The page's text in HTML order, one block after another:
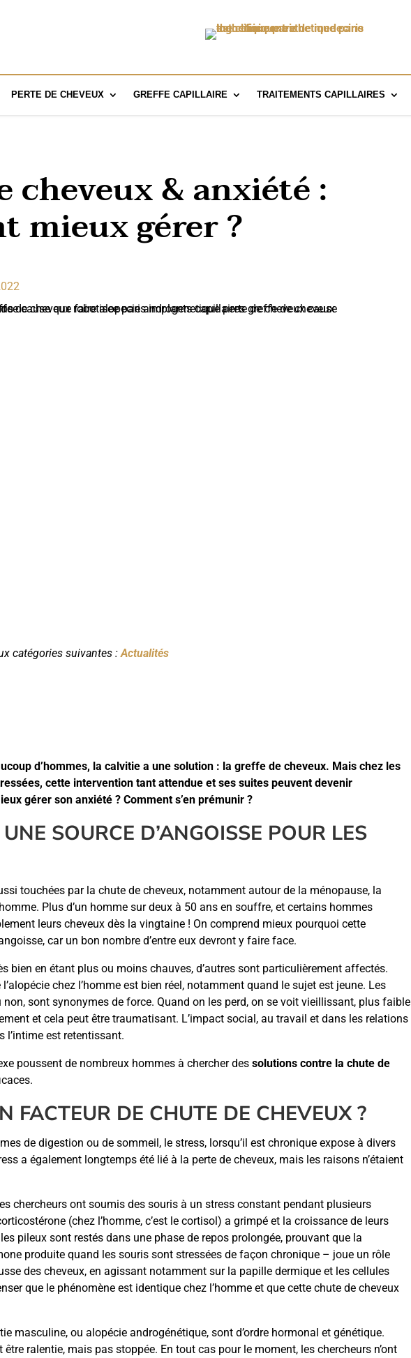
PERTE DE CHEVEUX GREFFE CAPILLAIRE TRAITEMENTS CAPILLAIRES
cheveux & anxiété :
mieux gérer ?
catégories suivantes : Actualités
d’hommes, la calvitie a une solution : la greffe de cheveux. Mais chez les
cette intervention tant attendue et ses suites peuvent devenir
gérer son anxiété ? Comment s’en prémunir ?
SOURCE D’ANGOISSE POUR LES
touchées par la chute de cheveux, notamment autour de la ménopause, la
Plus d’un homme sur deux à 50 ans en souffre, et certains hommes
leurs cheveux dès la vingtaine ! On comprend mieux pourquoi cette
car un bon nombre d’entre eux devront y faire face.
bien en étant plus ou moins chauves, d’autres sont particulièrement affectés.
chez l’homme est bien réel, notamment quand le sujet est jeune. Les
non, sont synonymes de force. Quand on les perd, on se voit vieillissant, plus faible
et cela peut être traumatisant. L’impact social, au travail et dans les relations
l’intime est retentissant.
poussent de nombreux hommes à chercher des solutions contre la chute de
FACTEUR DE CHUTE DE CHEVEUX ?
de digestion ou de sommeil, le stress, lorsqu’il est chronique expose à divers
a également longtemps été lié à la perte de cheveux, mais les raisons n’étaient
chercheurs ont soumis des souris à un stress constant pendant plusieurs
(chez l’homme, c’est le cortisol) a grimpé et la croissance de leurs
pileux sont restés dans une phase de repos prolongée, prouvant que la
produite quand les souris sont stressées de façon chronique – joue un rôle
des cheveux, en agissant notamment sur la papille dermique et les cellules
que le phénomène est identique chez l’homme et que cette chute de cheveux
masculine, ou alopécie androgénétique, sont d’ordre hormonal et génétique.
être ralentie, mais pas stoppée. En tout cas pour le moment, les chercheurs n’ont